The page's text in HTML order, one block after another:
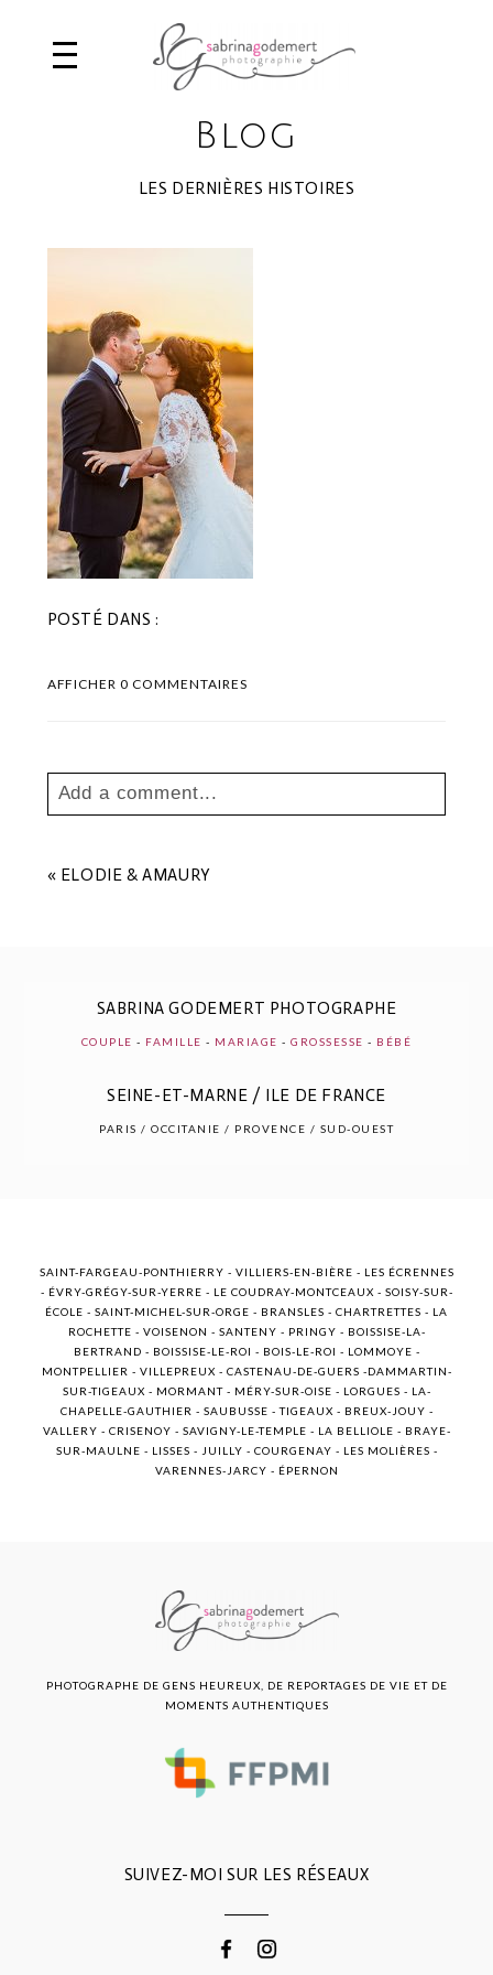
Blog
LES DERNIÈRES HISTOIRES
POSTÉ DANS :
AFFICHER0 COMMENTAIRES
Add a comment...
Les champs marqués sont requis *
POST COMMENT
« ELODIE & AMAURY
SABRINA GODEMERT PHOTOGRAPHE
COUPLE - FAMILLE - MARIAGE -GROSSESSE - BÉBÉ
SEINE-ET-MARNE / ILE DE FRANCE
PARIS / OCCITANIE / PROVENCE / SUD-OUEST
SAINT-FARGEAU-PONTHIERRY - VILLIERS-EN-BIÈRE - LES ÉCRENNES
- ÉVRY-GRÉGY-SUR-YERRE - LE COUDRAY-MONTCEAUX - SOISY-SUR-
ÉCOLE - SAINT-MICHEL-SUR-ORGE - BRANSLES - CHARTRETTES - LA
ROCHETTE - VOISENON - SANTENY - PRINGY - BOISSISE-LA-
BERTRAND - BOISSISE-LE-ROI - BOIS-LE-ROI - LOMMOYE -
MONTPELLIER - VILLEPREUX - CASTENAU-DE-GUERS -DAMMARTIN-
SUR-TIGEAUX - MORMANT - MÉRY-SUR-OISE - LORGUES - LA-
CHAPELLE-GAUTHIER - SAUBUSSE - TIGEAUX - BREUX-JOUY -
VALLERY - CRISENOY - SAVIGNY-LE-TEMPLE - LA BELLIOLE - BRAYE-
SUR-MAULNE - LISSES - JUILLY - COURGENAY - LES MOLIÈRES -
VARENNES-JARCY - ÉPERNON
SUIVEZ-MOI SUR LES RÉSEAUX
PHOTOGRAPHE DE GENS HEUREUX, DE REPORTAGES DE VIE ET DE
MOMENTS AUTHENTIQUES